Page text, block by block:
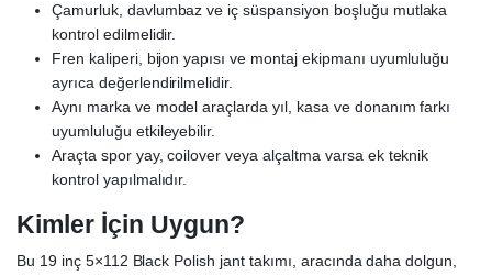
Çamurluk, davlumbaz ve iç süspansiyon boşluğu mutlaka
kontrol edilmelidir.
Fren kaliperi, bijon yapısı ve montaj ekipmanı uyumluluğu
ayrıca değerlendirilmelidir.
Aynı marka ve model araçlarda yıl, kasa ve donanım farkı
uyumluluğu etkileyebilir.
Araçta spor yay, coilover veya alçaltma varsa ek teknik
kontrol yapılmalıdır.
Kimler İçin Uygun?
Bu 19 inç 5×112 Black Polish jant takımı, aracında daha dolgun,